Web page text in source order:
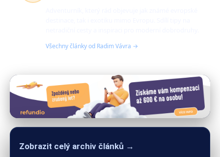
Všechny články od Radim Vávra →
Zobrazit celý archiv článků →